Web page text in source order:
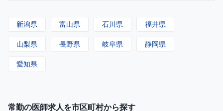
新潟県 富山県 石川県 福井県
山梨県 長野県 岐阜県 静岡県
愛知県
常勤の医師求人を市区町村から探す